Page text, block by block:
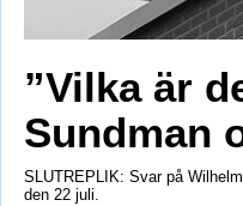
”Vilka är
Sundman
SLUTREPLIK: Svar på
den 22 juli.